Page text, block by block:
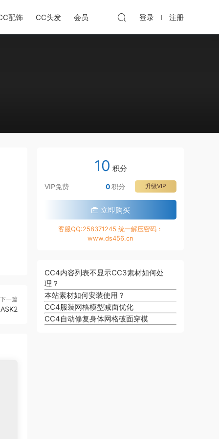
配饰 CC头发 会员 登录 注册
下一篇
10 积分
VIP免费 升级VIP
0积分
立即购买
客服QQ:258371245 统一解压密码：
www.ds456.cn
CC4内容列表不显示CC3素材如何处
理？
本站素材如何安装使用？
CC4服装网格模型减面优化
CC4自动修复身体网格破面穿模